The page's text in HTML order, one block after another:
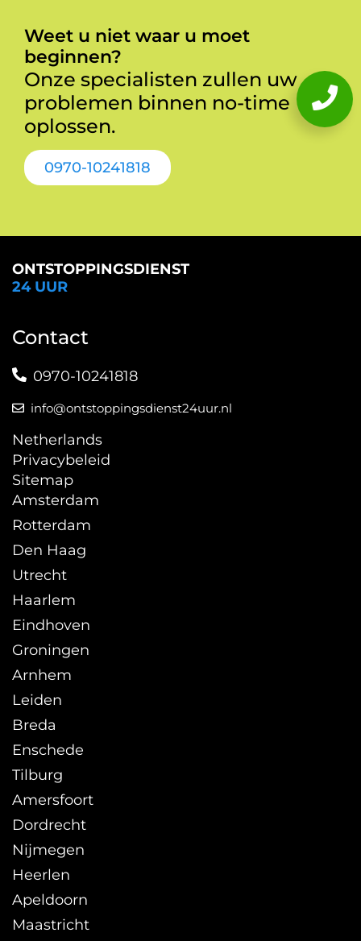
Weet u niet waar u moet
beginnen?
Onze specialisten zullen uw
problemen binnen no-time
oplossen.
0970-10241818
ONTSTOPPINGSDIENST
24 UUR
Contact
0970-10241818
info@ontstoppingsdienst24uur.nl
Netherlands
Privacybeleid
Sitemap
Amsterdam
Rotterdam
Den Haag
Utrecht
Haarlem
Eindhoven
Groningen
Arnhem
Leiden
Breda
Enschede
Tilburg
Amersfoort
Dordrecht
Nijmegen
Heerlen
Apeldoorn
Maastricht